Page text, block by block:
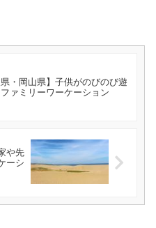
県・岡山県】子供がのびのび遊
ァミリーワーケーション
や先
ーシ